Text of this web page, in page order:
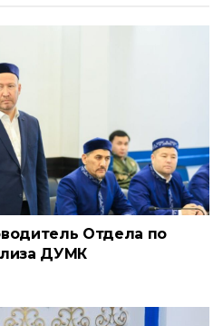
Отдела по
ДУМК